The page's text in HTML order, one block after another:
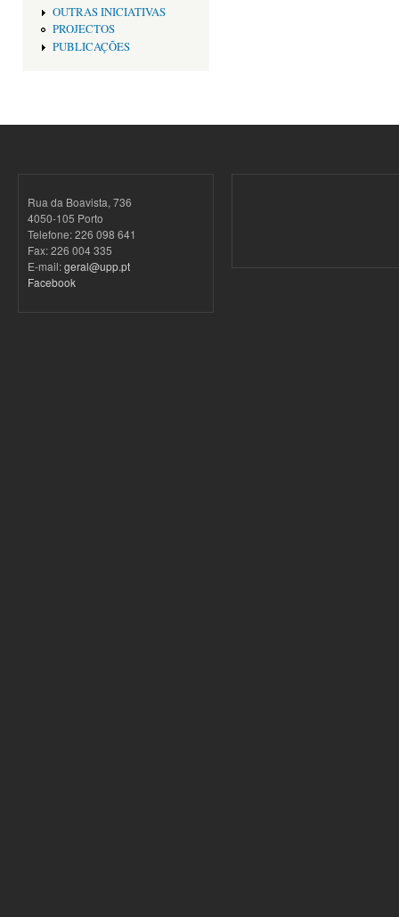
OUTRAS INICIATIVAS
PROJECTOS
PUBLICAÇÕES
Rua da Boavista, 736
4050-105 Porto
Telefone: 226 098 641
Fax: 226 004 335
E-mail:geral@upp.pt
Facebook